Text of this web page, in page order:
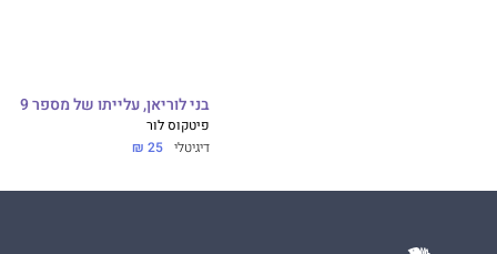
בני לוריאן, עלייתו של מספר 9
פיטקוס לור
דיגיטלי 25 ₪